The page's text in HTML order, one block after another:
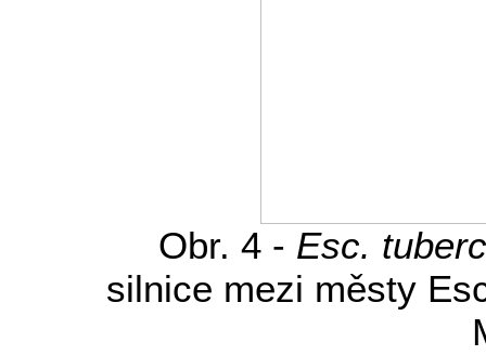
Obr. 4 - Esc.
silnice mezi městy